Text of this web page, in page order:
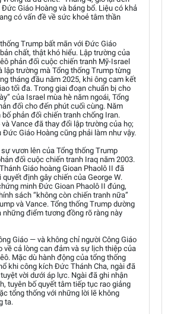
Giáo Hoàng và báng bổ. Liệu có khả
có vấn đề về sức khoẻ tâm thần
Trump bất mãn với Đức Giáo
chất, thật khó hiểu. Lập trường của
phản đối cuộc chiến tranh Mỹ-Israel
lập trường mà Tổng thống Trump từng
tháng đầu năm 2025, khi ông cam kết
tối đa. Trong giai đoạn chuẩn bị cho
của Israel mùa hè năm ngoái, Tổng
đối cho đến phút cuối cùng. Năm
phản đối chiến tranh chống Iran.
Vance đã thay đổi lập trường của họ;
Đức Giáo Hoàng cũng phải làm như vậy.
vươn lên của Tổng thống Trump
đối cuộc chiến tranh Iraq năm 2003.
Giáo hoàng Gioan Phaolô II đã
định gây chiến của George W.
minh Đức Gioan Phaolô II đúng,
sách “không còn chiến tranh nữa”
và Vance. Tổng thống Trump dường
những điểm tương đồng rõ ràng này
Giáo — và không chỉ người Công Giáo
về cả lòng can đảm và sự lịch thiệp của
Mặc dù hành động của tổng thống
khi công kích Đức Thánh Cha, ngài đã
vời dưới áp lực. Ngài đã ghi nhận
tuyên bố quyết tâm tiếp tục rao giảng
tổng thống với những lời lẽ không
ta.